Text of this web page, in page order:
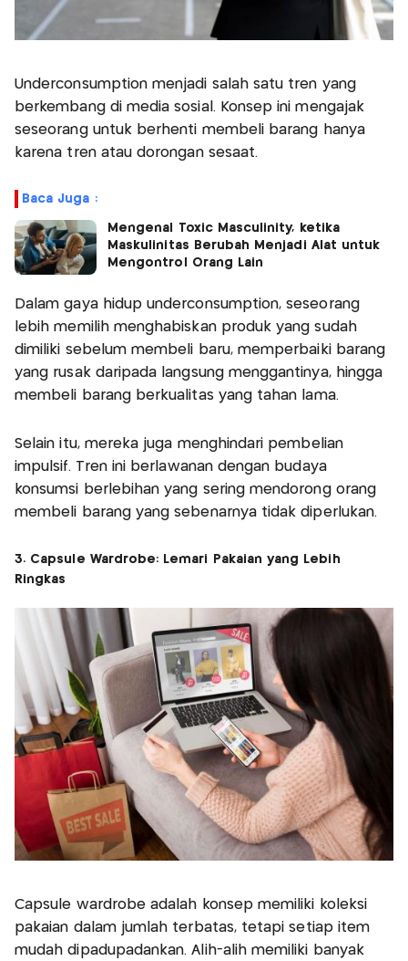
Underconsumption menjadi salah satu tren yang
berkembang di media sosial. Konsep ini mengajak
seseorang untuk berhenti membeli barang hanya
karena tren atau dorongan sesaat.
Baca Juga :
Mengenal Toxic Masculinity, ketika
Maskulinitas Berubah Menjadi Alat untuk
Mengontrol Orang Lain
Dalam gaya hidup underconsumption, seseorang
lebih memilih menghabiskan produk yang sudah
dimiliki sebelum membeli baru, memperbaiki barang
yang rusak daripada langsung menggantinya, hingga
membeli barang berkualitas yang tahan lama.
Selain itu, mereka juga menghindari pembelian
impulsif. Tren ini berlawanan dengan budaya
konsumsi berlebihan yang sering mendorong orang
membeli barang yang sebenarnya tidak diperlukan.
3. Capsule Wardrobe: Lemari Pakaian yang Lebih
Ringkas
Capsule wardrobe adalah konsep memiliki koleksi
pakaian dalam jumlah terbatas, tetapi setiap item
mudah dipadupadankan. Alih-alih memiliki banyak